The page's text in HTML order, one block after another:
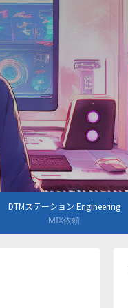
DTMステーション Engineering
MIX依頼